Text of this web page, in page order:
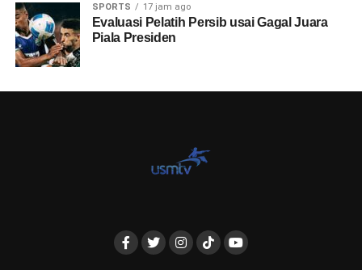
SPORTS 17 jam ago
Evaluasi Pelatih Persib usai Gagal Juara
Piala Presiden